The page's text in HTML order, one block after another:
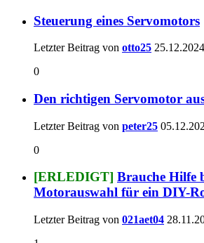
Steuerung eines Servomotors
Letzter Beitrag von otto25 25.12.2024
0
Den richtigen Servomotor
Letzter Beitrag von peter25
0
[ERLEDIGT] Brauche Hilfe
Motorauswahl für ein DIY-
Letzter Beitrag von 021aet04